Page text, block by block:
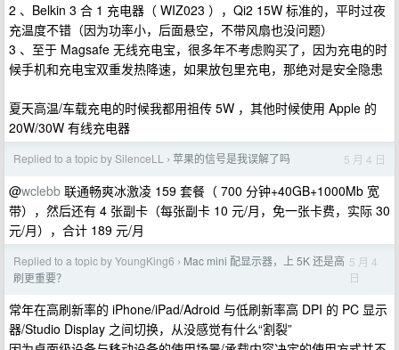
2 、Belkin 3 合 1 充电器（ WIZ023 ），Qi2 15W 标准的，平时过夜
充温度不错（因为功率小，后面悬空，不带风扇也没问题）
3 、至于 Magsafe 无线充电宝，很多年不考虑购买了，因为充电的时
候手机和充电宝双重发热降速，如果放包里充电，那绝对是安全隐患
夏天高温/车载充电的时候我都用祖传 5W ，其他时候使用 Apple 的
20W/30W 有线充电器
Replied to a topic by SilenceLL › 苹果的信号是我误解了吗 5 月 4 日
@wclebb 联通畅爽冰激凌 159 套餐（ 700 分钟+40GB+1000Mb 宽
带），然后还有 4 张副卡（每张副卡 10 元/月，免一张卡费，实际 30
元/月），合计 189 元/月
Replied to a topic by YoungKing6 › Mac mini 配显示器，上 5K 还是高
刷更重要？
5 月 4
日
常年在高刷新率的 iPhone/iPad/Adroid 与低刷新率高 DPI 的 PC 显示
器/Studio Display 之间切换，从没感觉有什么“割裂”